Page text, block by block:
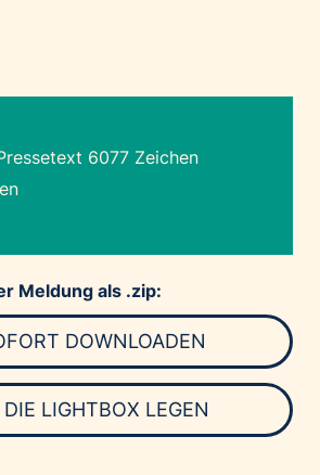
6077 Zeichen
Meldung als .zip:
DOWNLOADEN
LIGHTBOX LEGEN